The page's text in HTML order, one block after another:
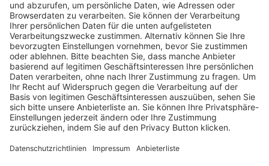
Pässe und Vereinswechsel
Trainerausbildung
Schulungsangebot Vereinsmitarbeiter
BFV-Geschäftsstellen
Trainerbörse
Login SpielPlus
FOLGE DEM BFV